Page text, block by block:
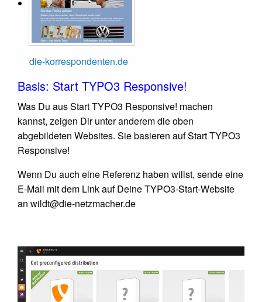
die-korrespondenten.de
Basis: Start TYPO3 Responsive!
Was Du aus Start TYPO3 Responsive! machen
kannst, zeigen Dir unter anderem die oben
abgebildeten Websites. Sie basieren auf Start TYPO3
Responsive!
Wenn Du auch eine Referenz haben willst, sende eine
E-Mail mit dem Link auf Deine TYPO3-Start-Website
an wildt@die-netzmacher.de